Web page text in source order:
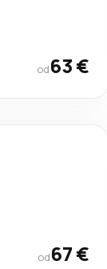
od63 €
od67 €